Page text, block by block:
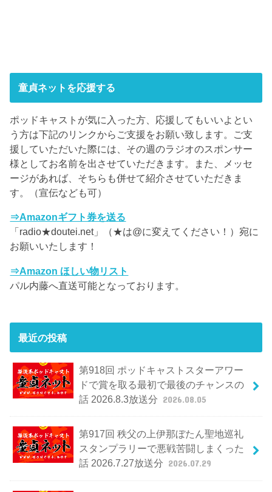
童貞ネットを応援する
ポッドキャストが気に入った方、応援してもいいよとい
う方は下記のリンクからご支援をお願い致します。ご支
援していただいた際には、その週のラジオのスポンサー
様としてお名前を出させていただきます。また、メッセ
ージがあれば、そちらも併せて紹介させていただきま
す。（宣伝なども可）
⇒Amazonギフト券を送る
「radio★doutei.net」（★は@に変えてください！）宛に
お願いいたします！
⇒Amazon ほしい物リスト
パル内藤へ直送可能となっております。
最近の投稿
第918回 ポッドキャストスターアワー
ドで賞を取る最初で最後のチャンスの
話 2026.8.3放送分 2026.08.05
第917回 秩父の上伊那ぼたん聖地巡礼
スタンプラリーで悪戦苦闘しまくった
話 2026.7.27放送分 2026.07.29